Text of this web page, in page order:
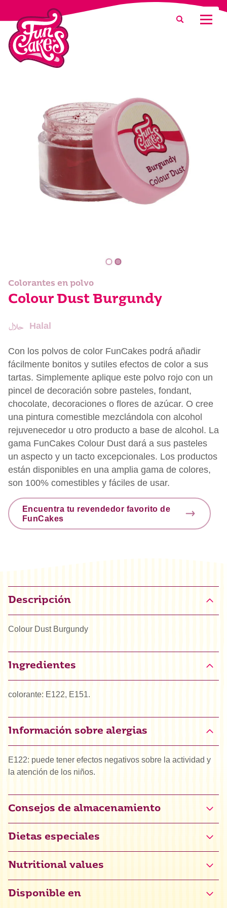
¿Qué estás buscando?
Buscar
Colorantes en polvo
Colour Dust Burgundy
Halal
Con los polvos de color FunCakes podrá añadir
fácilmente bonitos y sutiles efectos de color a sus
tartas. Simplemente aplique este polvo rojo con un
pincel de decoración sobre pasteles, fondant,
chocolate, decoraciones o flores de azúcar. O cree
una pintura comestible mezclándola con alcohol
rejuvenecedor u otro producto a base de alcohol. La
gama FunCakes Colour Dust dará a sus pasteles
un aspecto y un tacto excepcionales. Los productos
están disponibles en una amplia gama de colores,
son 100% comestibles y fáciles de usar.
Encuentra tu revendedor favorito de
FunCakes
Descripción
Colour Dust Burgundy
Ingredientes
colorante: E122, E151.
Información sobre alergias
E122: puede tener efectos negativos sobre la actividad y
la atención de los niños.
Consejos de almacenamiento
Dietas especiales
Halal
Nutritional values
Disponible en